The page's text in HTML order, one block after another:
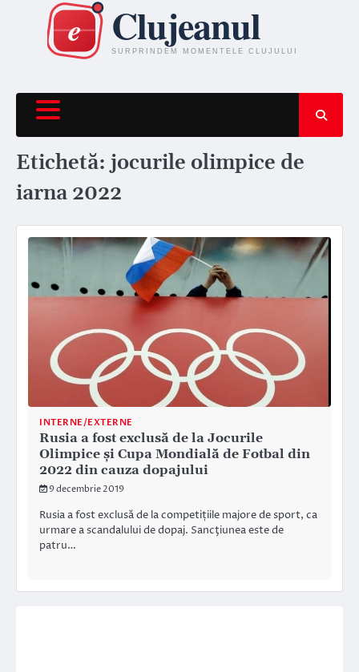
content
Etichetă:jocurile olimpice de
iarna 2022
INTERNE/EXTERNE
Rusia a fost exclusă de la Jocurile
Olimpice și Cupa Mondială de Fotbal din
2022 din cauza dopajului
9 decembrie 2019
Rusia a fost exclusă de la competițiile majore de sport, ca
urmare a scandalului de dopaj. Sancţiunea este de
patru…